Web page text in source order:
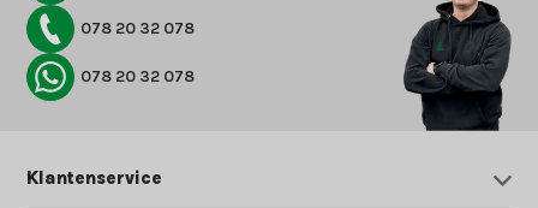
078 20 32 078
078 20 32 078
Klantenservice